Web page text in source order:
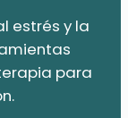
estrés y la
para